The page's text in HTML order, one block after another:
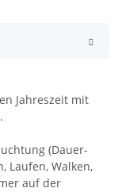
Jahreszeit mit
(Dauer-
Laufen, Walken,
auf der